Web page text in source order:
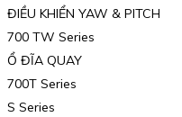
ĐIỀU KHIỂN YAW & PITCH
700 TW Series
Ổ ĐĨA QUAY
700T Series
S Series